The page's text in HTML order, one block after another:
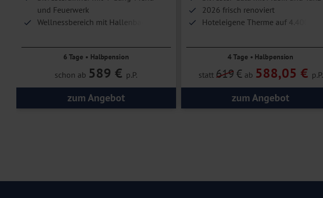
und Feuerwerk
Wellnessbereich mit Hallenbad und
6 Tage • Halbpension
schon ab 589 € p.P.
zum Angebot
2026 frisch renoviert
Hoteleigene Therme auf 4.400 m²
4 Tage • Halbpension
statt 619€ ab 588,05 € p.P.
zum Angebot